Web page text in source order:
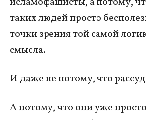
таких людей просто
точки зрения той самой
смысла.
И даже не потому, что
А потому, что они уже